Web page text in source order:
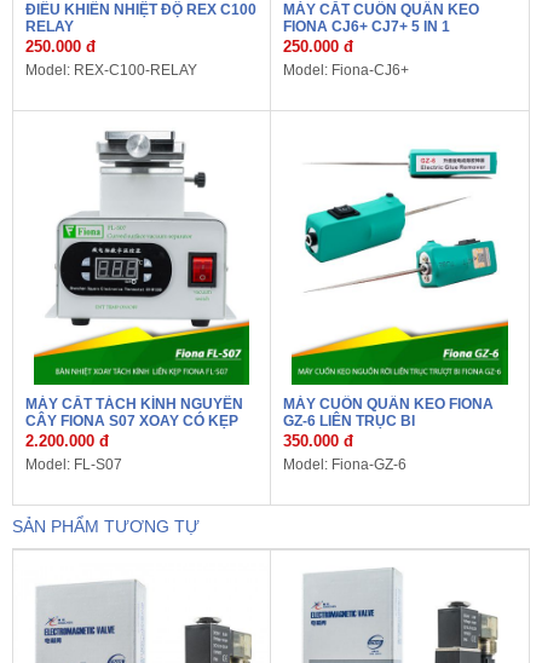
ĐIỀU KHIỂN NHIỆT ĐỘ REX C100
RELAY
250.000 đ
Model: REX-C100-RELAY
MÁY CẮT CUỐN QUẤN KEO
FIONA CJ6+ CJ7+ 5 IN 1
250.000 đ
Model: Fiona-CJ6+
MÁY CẮT TÁCH KÍNH NGUYÊN
CÂY FIONA S07 XOAY CÓ KẸP
2.200.000 đ
Model: FL-S07
MÁY CUỐN QUẤN KEO FIONA
GZ-6 LIÊN TRỤC BI
350.000 đ
Model: Fiona-GZ-6
SẢN PHẨM TƯƠNG TỰ